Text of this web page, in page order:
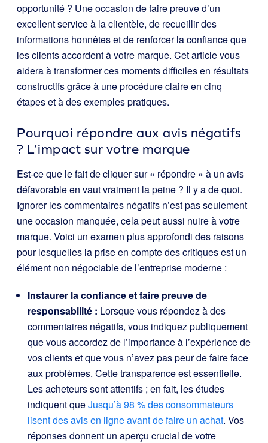
opportunité ? Une occasion de faire preuve d’un
excellent service à la clientèle, de recueillir des
informations honnêtes et de renforcer la confiance que
les clients accordent à votre marque. Cet article vous
aidera à transformer ces moments difficiles en résultats
constructifs grâce à une procédure claire en cinq
étapes et à des exemples pratiques.
Pourquoi répondre aux avis négatifs
? L’impact sur votre marque
Est-ce que le fait de cliquer sur « répondre » à un avis
défavorable en vaut vraiment la peine ? Il y a de quoi.
Ignorer les commentaires négatifs n’est pas seulement
une occasion manquée, cela peut aussi nuire à votre
marque. Voici un examen plus approfondi des raisons
pour lesquelles la prise en compte des critiques est un
élément non négociable de l’entreprise moderne :
Instaurer la confiance et faire preuve de
responsabilité : Lorsque vous répondez à des
commentaires négatifs, vous indiquez publiquement
que vous accordez de l’importance à l’expérience de
vos clients et que vous n’avez pas peur de faire face
aux problèmes. Cette transparence est essentielle.
Les acheteurs sont attentifs ; en fait, les études
indiquent queJusqu’à 98 % des consommateurs
lisent des avis en ligne avant de faire un achat. Vos
réponses donnent un aperçu crucial de votre